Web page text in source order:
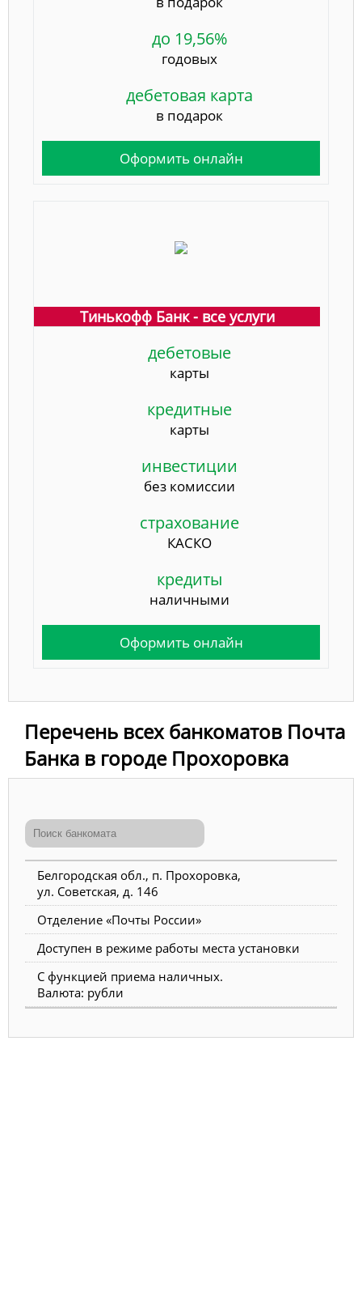
до 19,56%
годовых
дебетовая карта
в подарок
Оформить онлайн
Тинькофф Банк - все услуги
дебетовые
карты
кредитные
карты
инвестиции
без комиссии
страхование
КАСКО
кредиты
наличными
Оформить онлайн
Перечень всех банкоматов Почта
Банка в городе Прохоровка
Белгородская обл., п. Прохоровка,
ул. Советская, д. 146
Отделение «Почты России»
Доступен в режиме работы места установки
С функцией приема наличных.
Валюта: рубли